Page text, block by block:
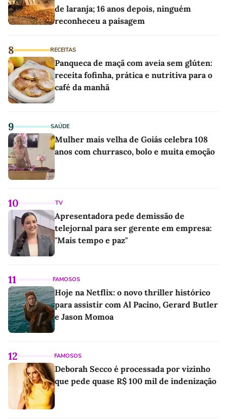
de laranja; 16 anos depois, ninguém
reconheceu a paisagem
8 RECEITAS
Panqueca de maçã com aveia sem glúten:
receita fofinha, prática e nutritiva para o
café da manhã
9 SAÚDE
Mulher mais velha de Goiás celebra 108
anos com churrasco, bolo e muita emoção
10 TV
Apresentadora pede demissão de
telejornal para ser gerente em empresa:
"Mais tempo e paz"
11 FAMOSOS
Hoje na Netflix: o novo thriller histórico
para assistir com Al Pacino, Gerard Butler
e Jason Momoa
12 FAMOSOS
Deborah Secco é processada por vizinho
que pede quase R$ 100 mil de indenização